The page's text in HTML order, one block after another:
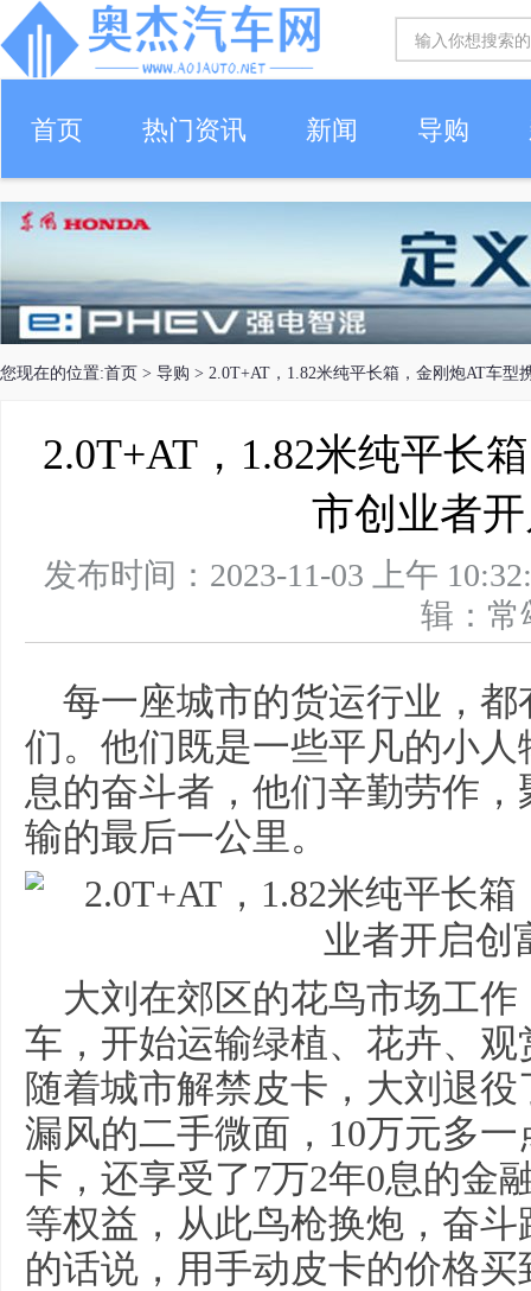
首页 热门资讯 新闻 导购
您现在的位置:首页 > 导购 > 2.0T+AT，1.82米纯平长箱，金刚炮AT车型
2.0T+AT，1.82米纯平长
市创业者
发布时间：2023-11-03 上午
辑：
每一座城市的货运行业，
们。他们既是一些平凡的小
息的奋斗者，他们辛勤劳作
输的最后一公里。
大刘在郊区的花鸟市场工
车，开始运输绿植、花卉、
随着城市解禁皮卡，大刘退
漏风的二手微面，10万元多
卡，还享受了7万2年0息的金
等权益，从此鸟枪换炮，奋
的话说，用手动皮卡的价格